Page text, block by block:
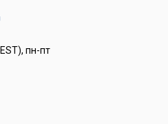
пн-пт